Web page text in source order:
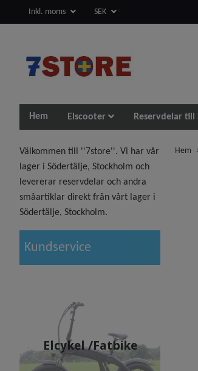
Inkl. moms SEK
Hem Elscooter Reservdelar till
Välkommen till ''7store''. Vi har vår
lager i Södertälje, Stockholm och
levererar reservdelar och andra
småartiklar direkt från vårt lager i
Södertälje, Stockholm.
Kundservice
Elcykel /Fatbike
Hem